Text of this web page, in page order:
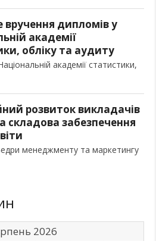
вручення дипломів у
академії
обліку та аудиту
академії статистики,
розвиток викладачів
складова забезпечення
менеджменту та маркетингу
2026